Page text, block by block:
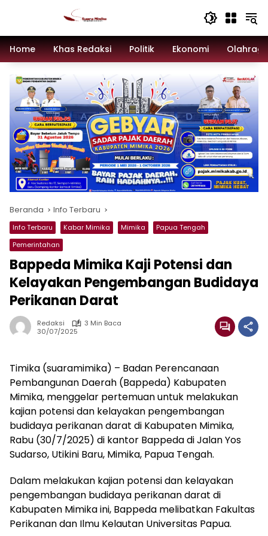
Home
Khas Redaksi Politik Ekonomi
Beranda Info Terbaru
Info Terbaru Kabar Mimika Mimika
Papua Tengah
Pemerintahan
Bappeda Mimika Kaji Potensi dan
Kelayakan Pengembangan Budidaya
Perikanan Darat
Redaksi
3 Min Baca
30/07/2025
Timika (suaramimika) – Badan Perencanaan
Pembangunan Daerah (Bappeda) Kabupaten
Mimika, menggelar pertemuan untuk melakukan
kajian potensi dan kelayakan pengembangan
budidaya perikanan darat di Kabupaten Mimika,
Rabu (30/7/2025) di kantor Bappeda di Jalan Yos
Sudarso, Utikini Baru, Mimika, Papua Tengah.
Dalam melakukan kajian potensi dan kelayakan
pengembangan budidaya perikanan darat di
Kabupaten Mimika ini, Bappeda melibatkan Fakultas
Perikanan dan Ilmu Kelautan Universitas Papua.